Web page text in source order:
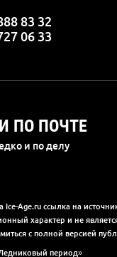
83 32
06 33
ПО ПОЧТЕ
и по делу
Age.ru ссылка на
характер и не
с полной версией
период»